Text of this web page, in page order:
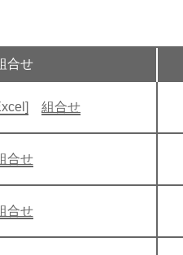
合せ
組合せ
合せ
合せ